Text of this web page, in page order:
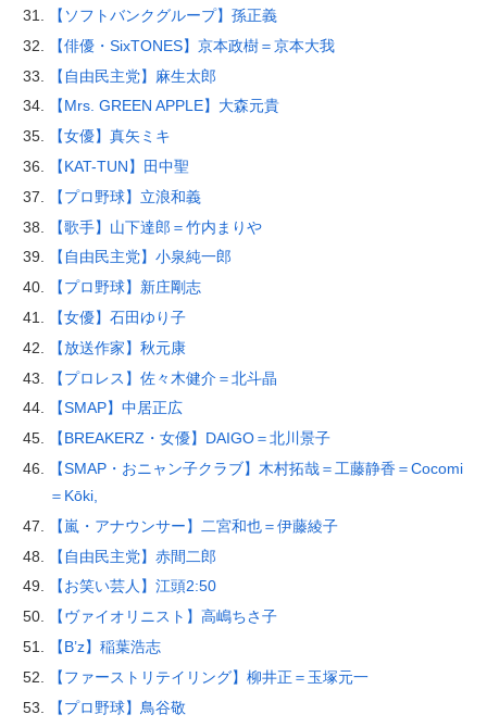
【ソフトバンクグループ】孫正義
【俳優・SixTONES】京本政樹＝京本大我
【自由民主党】麻生太郎
【Mrs. GREEN APPLE】大森元貴
【女優】真矢ミキ
【KAT-TUN】田中聖
【プロ野球】立浪和義
【歌手】山下達郎＝竹内まりや
【自由民主党】小泉純一郎
【プロ野球】新庄剛志
【女優】石田ゆり子
【放送作家】秋元康
【プロレス】佐々木健介＝北斗晶
【SMAP】中居正広
【BREAKERZ・女優】DAIGO＝北川景子
【SMAP・おニャン子クラブ】木村拓哉＝工藤静香＝Cocomi
＝Kōki,
【嵐・アナウンサー】二宮和也＝伊藤綾子
【自由民主党】赤間二郎
【お笑い芸人】江頭2:50
【ヴァイオリニスト】高嶋ちさ子
【B’z】稲葉浩志
【ファーストリテイリング】柳井正＝玉塚元一
【プロ野球】鳥谷敬